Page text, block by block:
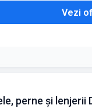
Vezi
perne și lenjerii